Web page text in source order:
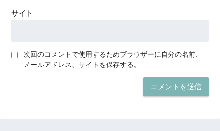
サイト
次回のコメントで使用するためブラウザーに自分の名前、
メールアドレス、サイトを保存する。